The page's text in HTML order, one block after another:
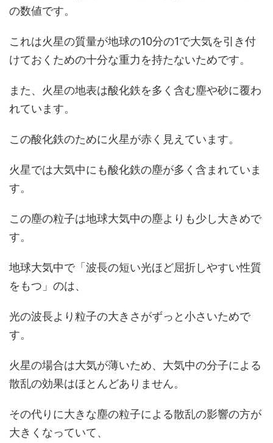
の数値です。
これは火星の質量が地球の10分の1で大気を引き付
けておくための十分な重力を持たないためです。
また、火星の地表は酸化鉄を多く含む塵や砂に覆わ
れています。
この酸化鉄のために火星が赤く見えています。
火星では大気中にも酸化鉄の塵が多く含まれていま
す。
この塵の粒子は地球大気中の塵よりも少し大きめで
す。
地球大気中で「波長の短い光ほど屈折しやすい性質
をもつ」のは、
光の波長より粒子の大きさがずっと小さいためで
す。
火星の場合は大気が薄いため、大気中の分子による
散乱の効果はほとんどありません。
その代りに大きな塵の粒子による散乱の影響の方が
大きくなっていて、